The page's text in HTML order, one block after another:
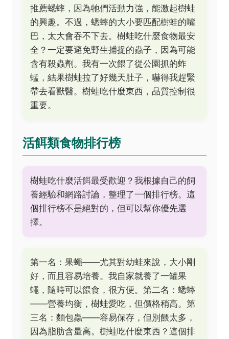
推薦蟋蟀，因為牠們活動力強，能激起樹蛙
的興趣。不過，蟋蟀的大小要匹配樹蛙的嘴
巴，太大會吞不下去。樹蛙吃什麼食物最安
全？一定要避免野生捕捉的蟲子，因為可能
含有殺蟲劑。我有一次餵了從公園抓的蚱
蜢，結果樹蛙拉了好幾天肚子，嚇得我趕緊
帶去看獸醫。樹蛙吃什麼東西，品質控制很
重要。
活餌類食物排行榜
樹蛙吃什麼活餌最受歡迎？我根據自己的飼
養經驗和網路討論，整理了一個排行榜。這
個排行榜不是絕對的，但可以幫你優先選
擇。
第一名：果蠅——尤其對幼蛙來說，大小剛
好，而且容易培養。我自家就養了一罐果
蠅，隨時可以餵食，很方便。第二名：蟋蟀
——營養均衡，樹蛙愛吃，但價格稍高。第
三名：麵包蟲——容易保存，但別餵太多，
因為脂肪含量高。樹蛙吃什麼東西？這個排